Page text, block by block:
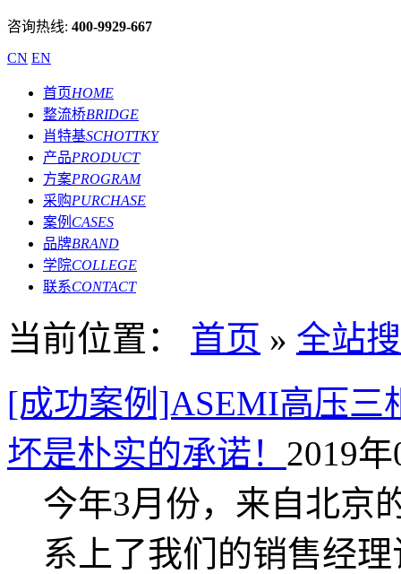
咨询热线: 400-9929-667
CN EN
首页HOME
整流桥BRIDGE
肖特基SCHOTTKY
产品PRODUCT
方案PROGRAM
采购PURCHASE
案例 CASES
品牌BRAND
学院COLLEGE
联系CONTACT
当前位置： 首页 » 全站
[成功案例]ASEMI高压三
坏是朴实的承诺！ 2019
今年3月份，来自北京
系上了我们的销售经